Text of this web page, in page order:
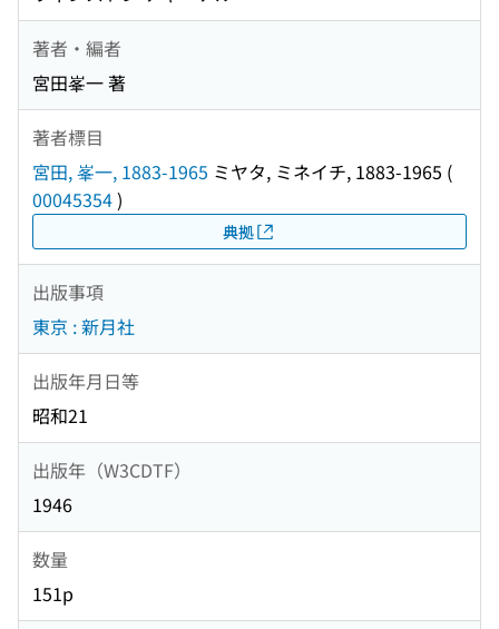
著者・編者
宮田峯一 著
著者標目
宮田, 峯一, 1883-1965 ミヤタ, ミネイチ, 1883-1965 (
00045354)
典拠
出版事項
東京 : 新月社
出版年月日等
昭和21
出版年（W3CDTF）
1946
数量
151p